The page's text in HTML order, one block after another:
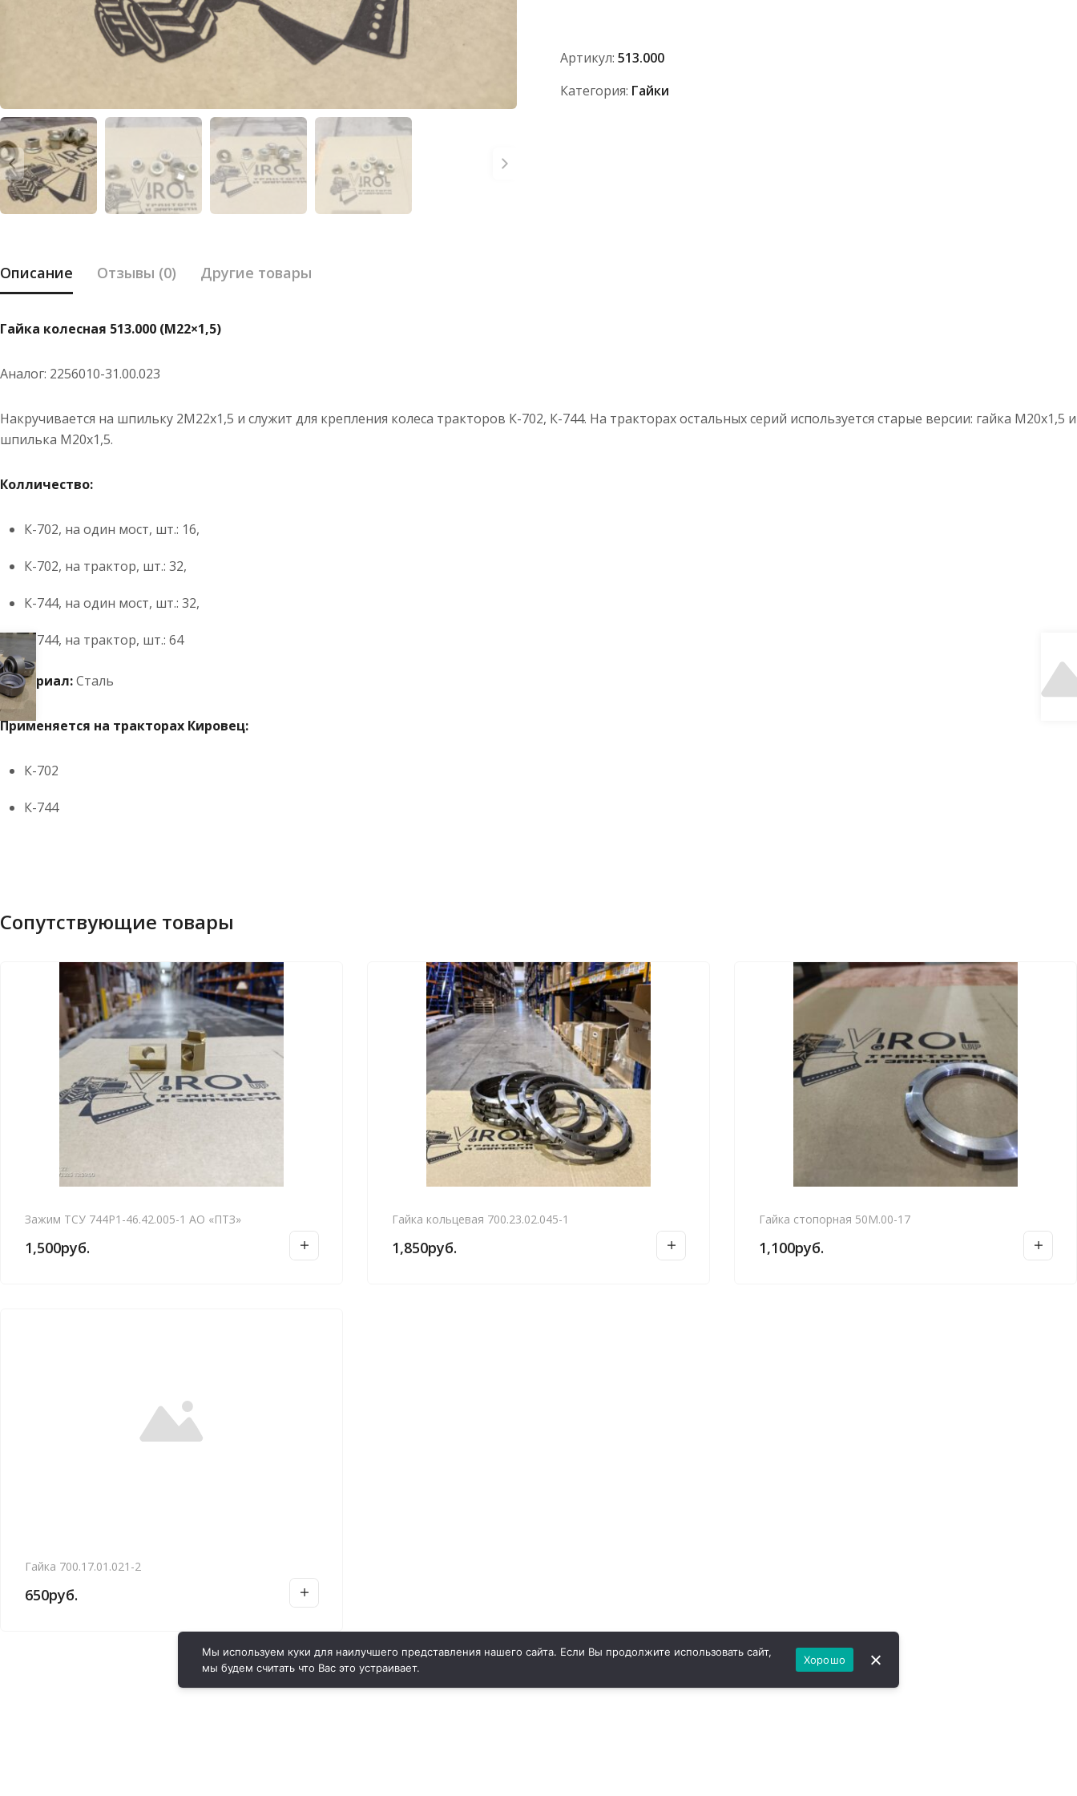
Артикул: 513.000
Категория: Гайки
Описание Отзывы (0) Другие товары
Гайка колесная 513.000 (М22×1,5)
Аналог: 2256010-31.00.023
Накручивается на шпильку 2М22х1,5 и служит для крепления колеса тракторов К-702, К-744. На тракторах остальных серий используется старые версии: гайка М20х1,5 и
шпилька М20х1,5.
Колличество:
К-702, на один мост, шт.: 16,
К-702, на трактор, шт.: 32,
К-744, на один мост, шт.: 32,
К-744, на трактор, шт.: 64
Материал:Сталь
Применяется на тракторах Кировец:
К-702
К-744
Сопутствующие товары
Зажим ТСУ 744Р1-46.42.005-1 АО «ПТЗ»
1,500руб.
Гайка кольцевая 700.23.02.045-1
1,850руб.
Гайка стопорная 50М.00-17
1,100руб.
Гайка 700.17.01.021-2
650руб.
Мы используем куки для наилучшего представления нашего сайта. Если Вы продолжите использовать сайт,
мы будем считать что Вас это устраивает.
Хорошо